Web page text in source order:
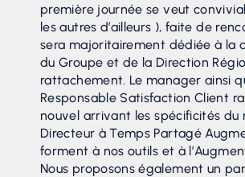
première journée se veut
les autres d’ailleurs ), faite de
sera majoritairement dédiée à la
du Groupe et de la Direction
rattachement. Le manager ainsi
Responsable Satisfaction Client
nouvel arrivant les spécificités du
Directeur à Temps Partagé
forment à nos outils et à
Nous proposons également un